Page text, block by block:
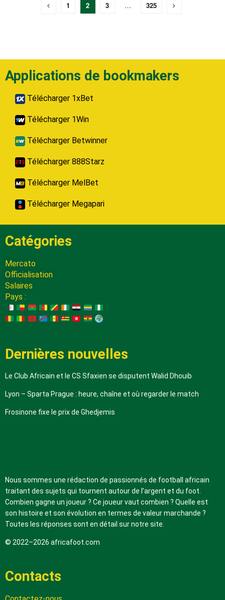
1 2 3 … 325
Applications de bookmakers
Télécharger 1xBet
Télécharger 1Win
Télécharger Betwinner
Télécharger 888Starz
Télécharger MelBet
Télécharger Megapari
Catégories
Mercato
Officialisation
Salaires
Pays :
Dernières nouvelles
Le Club Africain et le CS Sfaxien se disputent Walid Dhouib
Lyon – Sparta Prague : heure, chaîne et où regarder le match
Frosinone fixe le prix de Ghedjemis
Nous sommes une rédaction de passionnés de football africain
traitant des sujets qui tournent autour de l’argent et du foot.
Combien gagne un joueur ? Ce joueur vaut combien ? Quelle est
son histoire et son évolution en termes de valeur marchande ?
Toutes les réponses sont en détail sur notre site.
© 2022–2026 africafoot.com
Contacts